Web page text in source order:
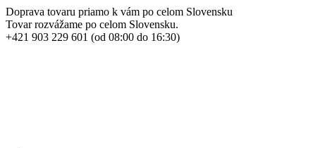
Doprava tovaru priamo k vám po celom Slovensku
Tovar rozvážame po celom Slovensku.
+421 903 229 601 (od 08:00 do 16:30)